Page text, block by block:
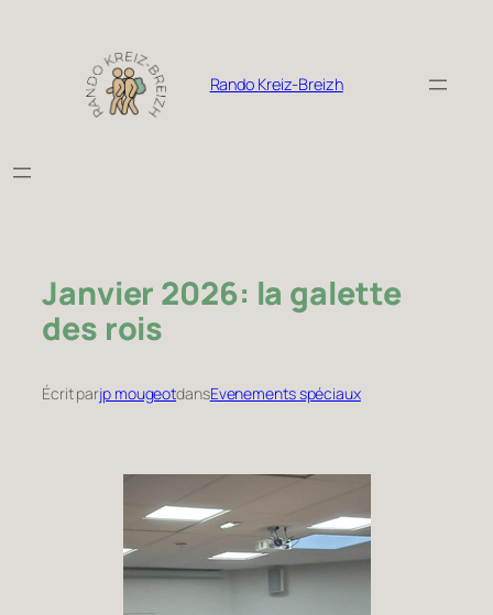
Rando Kreiz-Breizh
Janvier 2026: la galette
des rois
Écrit parjp mougeotdansEvenements spéciaux